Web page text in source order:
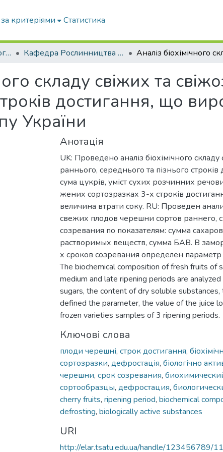
критеріями Статистика
Факультет Агротехнологій та екології Кафедра Рослинництва та садівництва ім. професора В.В. Калитки
складу свіжих та
достигання, що
України
Анотація
UK: Проведено аналіз біохімічного
раннього, середнього та пізнього
сума цукрів, уміст сухих розчинних
жених сортозразках 3-х строків
величина втрати соку. RU: Проведен
свежих плодов черешни сортов раннего,
созревания по показателям: сумма
растворимых веществ, сумма БАВ. В
х сроков созревания определен
The biochemical composition of fresh fruits of
medium and late ripening periods are
sugars, the content of dry soluble
defined the parameter, the value of the juice
frozen varieties samples of 3 ripening periods.
Ключові слова
плоди черешні, строк достигання,
сортозразки, дефростація, біологічно
черешни, срок созревания,
сортообразцы, дефростация,
cherry fruits, ripening period, biochemical
defrosting, biologically active substances
URI
http://elar.tsatu.edu.ua/handle/123456789/